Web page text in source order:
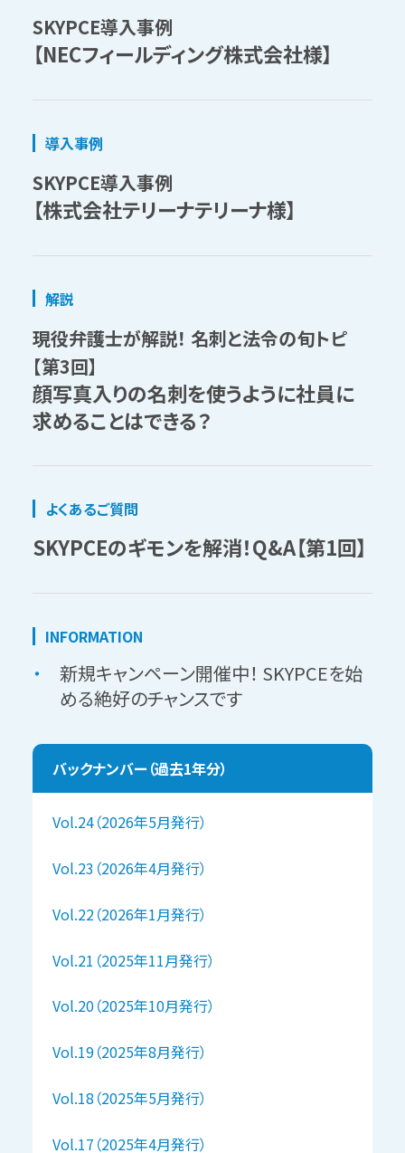
SKYPCE導入事例
【NECフィールディング株式会社様】
導入事例
SKYPCE導入事例
【株式会社テリーナテリーナ様】
解説
現役弁護士が解説！ 名刺と法令の旬トピ
【第3回】
顔写真入りの名刺を使うように社員に
求めることはできる？
よくあるご質問
SKYPCEのギモンを解消！Q&A【第1回】
INFORMATION
新規キャンペーン開催中！ SKYPCEを始
める絶好のチャンスです
バックナンバー（過去1年分）
Vol.24（2026年5月発行）
Vol.23（2026年4月発行）
Vol.22（2026年1月発行）
Vol.21（2025年11月発行）
Vol.20（2025年10月発行）
Vol.19（2025年8月発行）
Vol.18（2025年5月発行）
Vol.17（2025年4月発行）